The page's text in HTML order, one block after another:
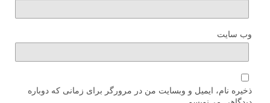
وب‌ سایت
ذخیره نام، ایمیل و وبسایت من در مرورگر برای زمانی که دوباره